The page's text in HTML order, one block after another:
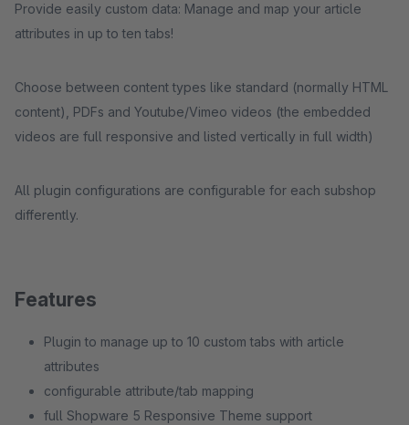
Provide easily custom data: Manage and map your article
attributes in up to ten tabs!
Choose between content types like standard (normally HTML
content), PDFs and Youtube/Vimeo videos (the embedded
videos are full responsive and listed vertically in full width)
All plugin configurations are configurable for each subshop
differently.
Features
Plugin to manage up to 10 custom tabs with article
attributes
configurable attribute/tab mapping
full Shopware 5 Responsive Theme support